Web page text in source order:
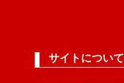
サイトについて